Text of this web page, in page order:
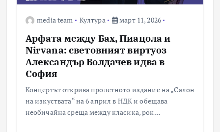
media team Култура март 11, 2026
Арфата между Бах, Пиацола и
Nirvana: световният виртуоз
Александър Болдачев идва в
София
Концертът открива пролетното издание на „Салон
на изкуствата“ на 6 април в НДК и обещава
необичайна среща между класика, рок…